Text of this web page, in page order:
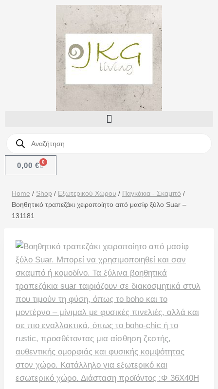
0,00 € 0
Home / Shop / Εξωτερικού Χώρου / Παγκάκια - Σκαμπό /
Βοηθητικό τραπεζάκι χειροποίητο από μασίφ ξύλο Suar –
131181